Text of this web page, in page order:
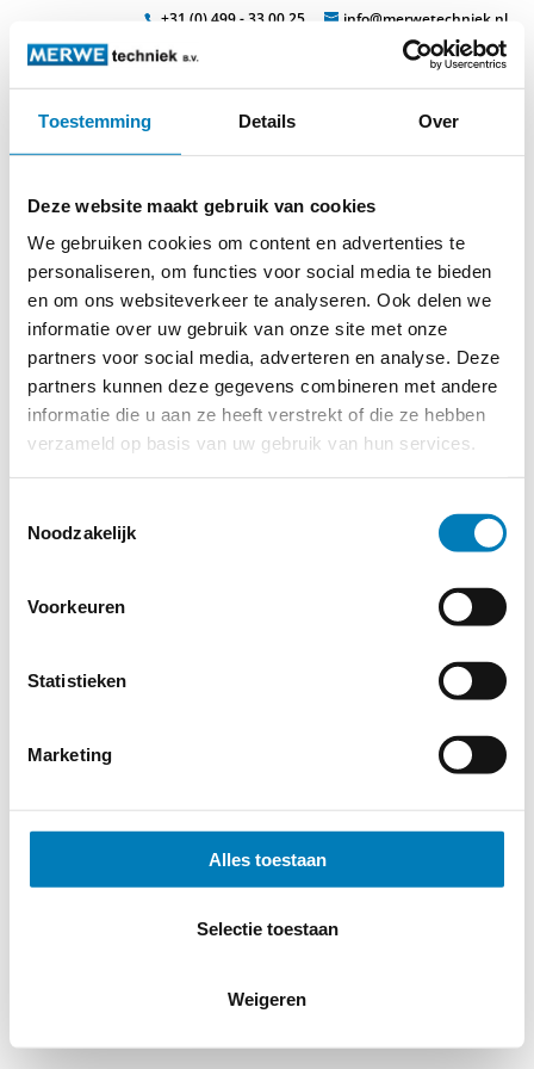
Toestemming Details Over
Deze website maakt gebruik van cookies
We gebruiken cookies om content en advertenties te
personaliseren, om functies voor social media te bieden
en om ons websiteverkeer te analyseren. Ook delen we
informatie over uw gebruik van onze site met onze
partners voor social media, adverteren en analyse. Deze
partners kunnen deze gegevens combineren met andere
informatie die u aan ze heeft verstrekt of die ze hebben
verzameld op basis van uw gebruik van hun services.
Noodzakelijk
Voorkeuren
Statistieken
Marketing
Alles toestaan
Selectie toestaan
Weigeren
+31 (0) 499 - 33 00 25 info@merwetechniek.nl
Veelzijdig in elektrotechnische producten
phasenklemme_mt-815-e
© 2026MERWEtechniek B.V.-Disclaimer- Privacy Policy -
Cookieverklaring-Verdere contact gegevens